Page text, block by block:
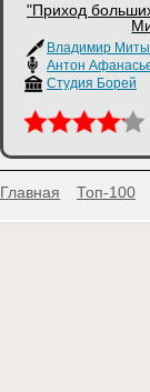
"Приход
Антон
Студия Борей
Главная Топ-100